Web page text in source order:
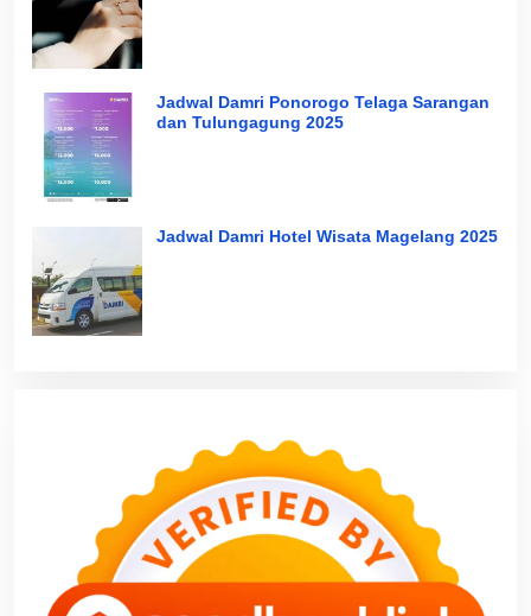
Jadwal Damri Ponorogo Telaga Sarangan
dan Tulungagung 2025
Jadwal Damri Hotel Wisata Magelang 2025